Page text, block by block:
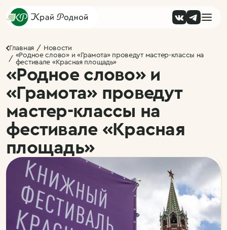
Главная
Новости
«Родное слово» и «Грамота» проведут мастер-классы на
фестивале «Красная площадь»
«Родное слово» и
«Грамота» проведут
мастер-классы на
фестивале «Красная
площадь»